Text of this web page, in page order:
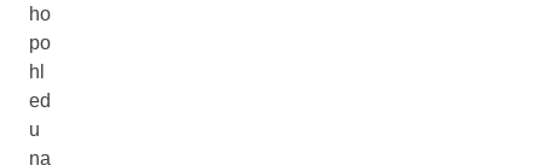
ho
po
hl
ed
u
na